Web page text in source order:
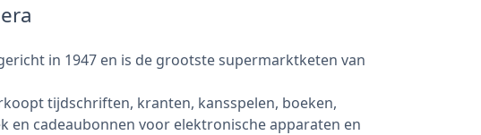
in 1947 en is de grootste supermarktketen van
tijdschriften, kranten, kansspelen, boeken,
en cadeaubonnen voor elektronische apparaten en